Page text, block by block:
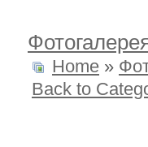
Home »
Back to